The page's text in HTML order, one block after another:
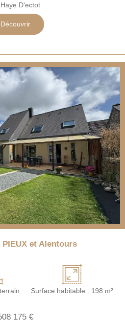
D'ectot
Découvrir
PIEUX et Alentours
Surface habitable : 198 m²
175 €